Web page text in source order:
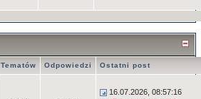
Tematów Odpowiedzi Ostatni post
16.07.2026, 08:57:16